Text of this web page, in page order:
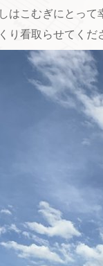
はこむぎにとっ
り看取らせてくだ